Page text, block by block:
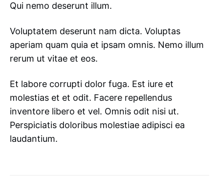
Qui nemo deserunt illum.
Voluptatem deserunt nam dicta. Voluptas
aperiam quam quia et ipsam omnis. Nemo illum
rerum ut vitae et eos.
Et labore corrupti dolor fuga. Est iure et
molestias et et odit. Facere repellendus
inventore libero et vel. Omnis odit nisi ut.
Perspiciatis doloribus molestiae adipisci ea
laudantium.